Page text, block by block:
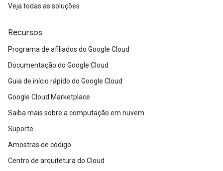
Veja todas as soluções
Recursos
Programa de afiliados do Google Cloud
Documentação do Google Cloud
Guia de início rápido do Google Cloud
Google Cloud Marketplace
Saiba mais sobre a computação em nuvem
Suporte
Amostras de código
Centro de arquitetura do Cloud